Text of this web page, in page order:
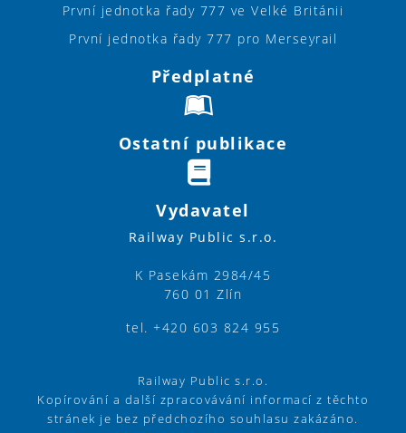
První jednotka řady 777 ve Velké Británii
První jednotka řady 777 pro Merseyrail
Předplatné
Ostatní publikace
Vydavatel
Railway Public s.r.o.
K Pasekám 2984/45
760 01 Zlín
tel. +420 603 824 955
Railway Public s.r.o.
Kopírování a další zpracovávání informací z těchto
stránek je bez předchozího souhlasu zakázáno.